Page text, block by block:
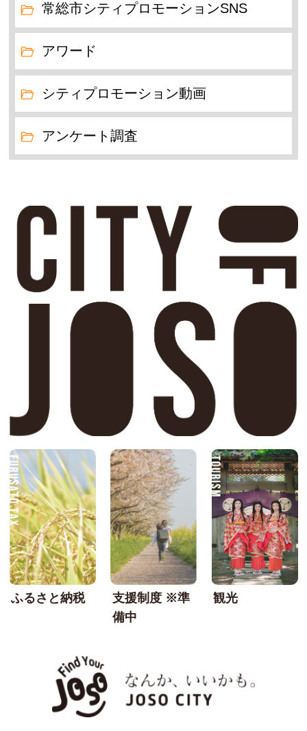
常総市シティプロモーションSNS
アワード
シティプロモーション動画
アンケート調査
FURUSATO TAX
ふるさと納税
支援制度 ※準
備中
観光